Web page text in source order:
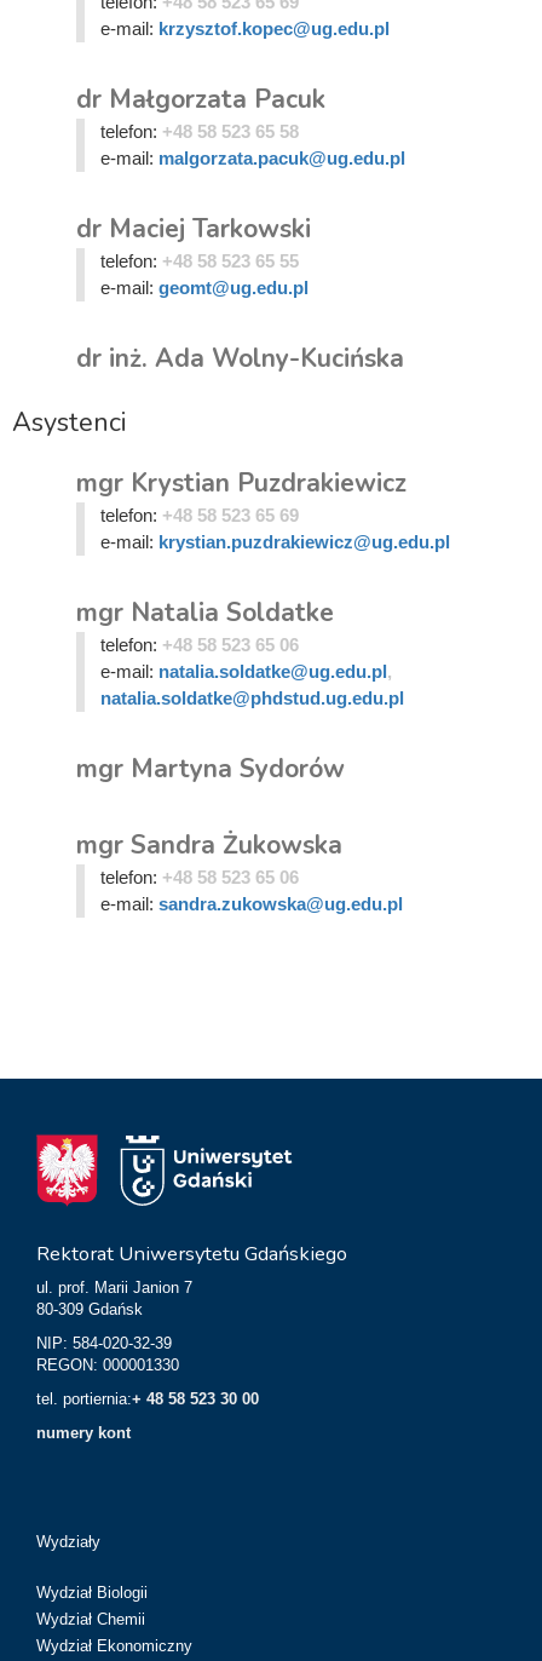
e-mail: krzysztof.kopec@ug.edu.pl
dr Małgorzata Pacuk
telefon: +48 58 523 65 58
e-mail: malgorzata.pacuk@ug.edu.pl
dr Maciej Tarkowski
telefon: +48 58 523 65 55
e-mail: geomt@ug.edu.pl
dr inż. Ada Wolny-Kucińska
Asystenci
mgr Krystian Puzdrakiewicz
telefon: +48 58 523 65 69
e-mail: krystian.puzdrakiewicz@ug.edu.pl
mgr Natalia Soldatke
telefon: +48 58 523 65 06
e-mail: natalia.soldatke@ug.edu.pl,
natalia.soldatke@phdstud.ug.edu.pl
mgr Martyna Sydorów
mgr Sandra Żukowska
telefon: +48 58 523 65 06
e-mail: sandra.zukowska@ug.edu.pl
Rektorat Uniwersytetu Gdańskiego
ul. prof. Marii Janion 7
80-309 Gdańsk
NIP: 584-020-32-39
REGON: 000001330
tel. portiernia:+ 48 58 523 30 00
numery kont
Wydziały
Wydział Biologii
Wydział Chemii
Wydział Ekonomiczny